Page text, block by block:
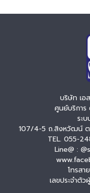
บริษัท เอ
ศูนย์บริการ
ระ
107/4-5 ถ.สิงหวัฒน์ ต
TEL. 055-
Line@ :
โทรส
เลขประจำตั